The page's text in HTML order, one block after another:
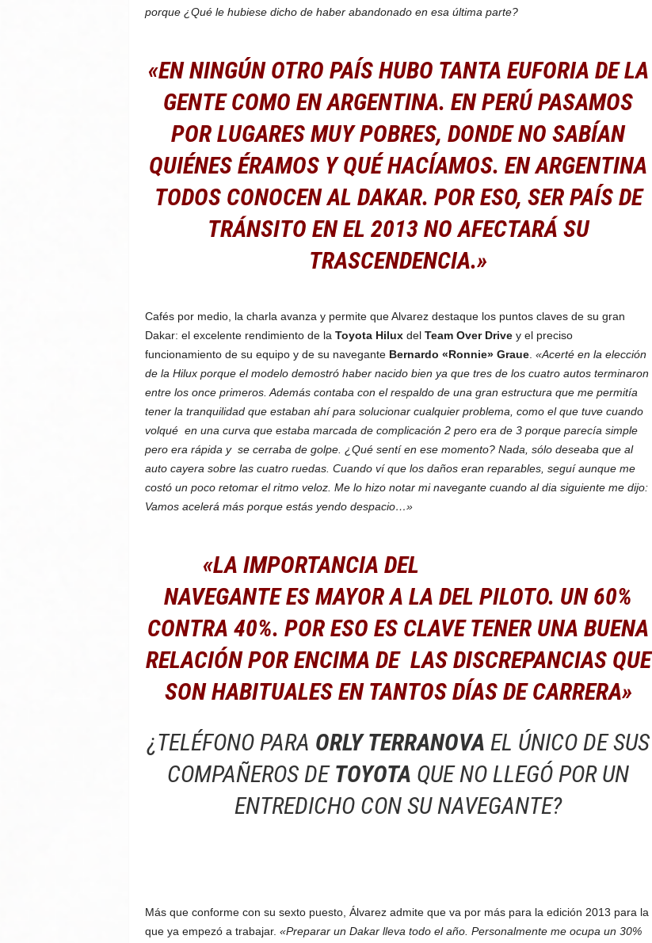
porque ¿Qué le hubiese dicho de haber abandonado en esa última parte?
«EN NINGÚN OTRO PAÍS HUBO TANTA EUFORIA DE LA
GENTE COMO EN ARGENTINA. EN PERÚ PASAMOS
POR LUGARES MUY POBRES, DONDE NO SABÍAN
QUIÉNES ÉRAMOS Y QUÉ HACÍAMOS. EN ARGENTINA
TODOS CONOCEN AL DAKAR. POR ESO, SER PAÍS DE
TRÁNSITO EN EL 2013 NO AFECTARÁ SU
TRASCENDENCIA.»
Cafés por medio, la charla avanza y permite que Alvarez destaque los puntos claves de su gran
Dakar: el excelente rendimiento de la Toyota Hilux del Team Over Drivey el preciso
funcionamiento de su equipo y de su navegante Bernardo «Ronnie» Graue. «Acerté en la elección
de la Hilux porque el modelo demostró haber nacido bien ya que tres de los cuatro autos terminaron
entre los once primeros. Además contaba con el respaldo de una gran estructura que me permitía
tener la tranquilidad que estaban ahí para solucionar cualquier problema, como el que tuve cuando
volqué en una curva que estaba marcada de complicación 2 pero era de 3 porque parecía simple
pero era rápida y se cerraba de golpe. ¿Qué sentí en ese momento? Nada, sólo deseaba que al
auto cayera sobre las cuatro ruedas. Cuando ví que los daños eran reparables, seguí aunque me
costó un poco retomar el ritmo veloz. Me lo hizo notar mi navegante cuando al dia siguiente me dijo:
Vamos acelerá más porque estás yendo despacio…»
«LA IMPORTANCIA DEL
NAVEGANTE ES MAYOR A LA DEL PILOTO. UN 60%
CONTRA 40%. POR ESO ES CLAVE TENER UNA BUENA
RELACIÓN POR ENCIMA DE LAS DISCREPANCIAS QUE
SON HABITUALES EN TANTOS DÍAS DE CARRERA»
¿TELÉFONO PARA ORLY TERRANOVA EL ÚNICO DE SUS
COMPAÑEROS DE TOYOTA QUE NO LLEGÓ POR UN
ENTREDICHO CON SU NAVEGANTE?
Más que conforme con su sexto puesto, Álvarez admite que va por más para la edición 2013 para la
que ya empezó a trabajar. «Preparar un Dakar lleva todo el año. Personalmente me ocupa un 30%